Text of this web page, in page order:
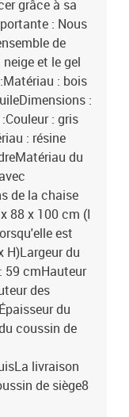
grâce à sa
: Nous
de
et le gel
: bois
:
: gris
: résine
du
de la chaise
88 x 100 cm (I
est
H)Largeur du
59 cmHauteur
des
du
coussin de
livraison
de siège8